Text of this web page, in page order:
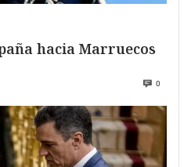
hacia Marruecos
0